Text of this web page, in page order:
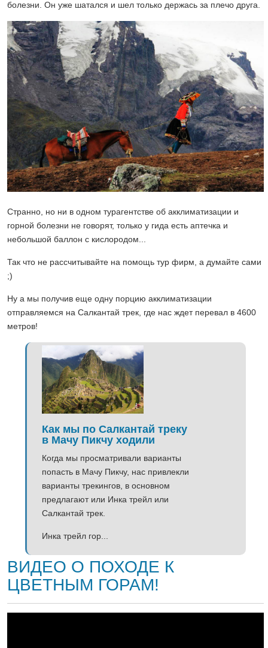
болезни. Он уже шатался и шел только держась за плечо друга.
Странно, но ни в одном турагентстве об акклиматизации и
горной болезни не говорят, только у гида есть аптечка и
небольшой баллон с кислородом...
Так что не рассчитывайте на помощь тур фирм, а думайте сами
;)
Ну а мы получив еще одну порцию акклиматизации
отправляемся на Салкантай трек, где нас ждет перевал в 4600
метров!
Как мы по Салкантай треку
в Мачу Пикчу ходили
Когда мы просматривали варианты
попасть в Мачу Пикчу, нас привлекли
варианты трекингов, в основном
предлагают или Инка трейл или
Салкантай трек.
Инка трейл гор...
ВИДЕО О ПОХОДЕ К
ЦВЕТНЫМ ГОРАМ!